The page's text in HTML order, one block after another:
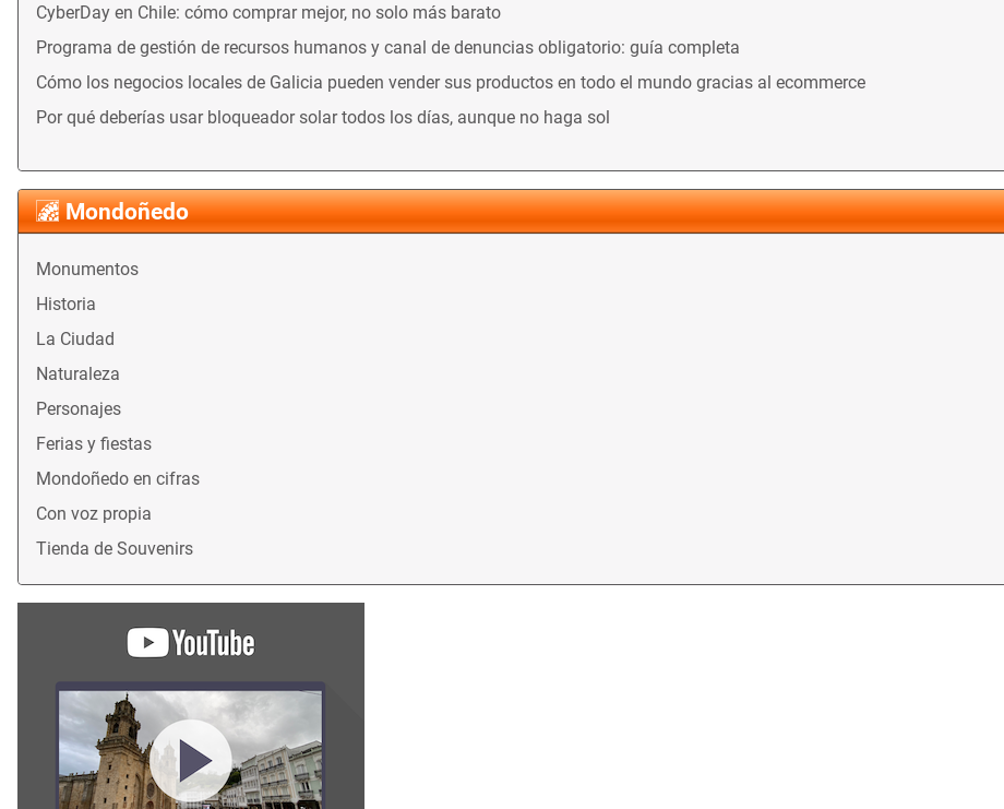
Mondoñedo
Monumentos
Historia
La Ciudad
Naturaleza
Personajes
Ferias y fiestas
Mondoñedo en cifras
Con voz propia
Tienda de Souvenirs
CyberDay en Chile: cómo comprar mejor, no solo más barato
Programa de gestión de recursos humanos y canal de denuncias obligatorio: guía completa
Cómo los negocios locales de Galicia pueden vender sus productos en todo el mundo gracias al ecommerce
Por qué deberías usar bloqueador solar todos los días, aunque no haga sol